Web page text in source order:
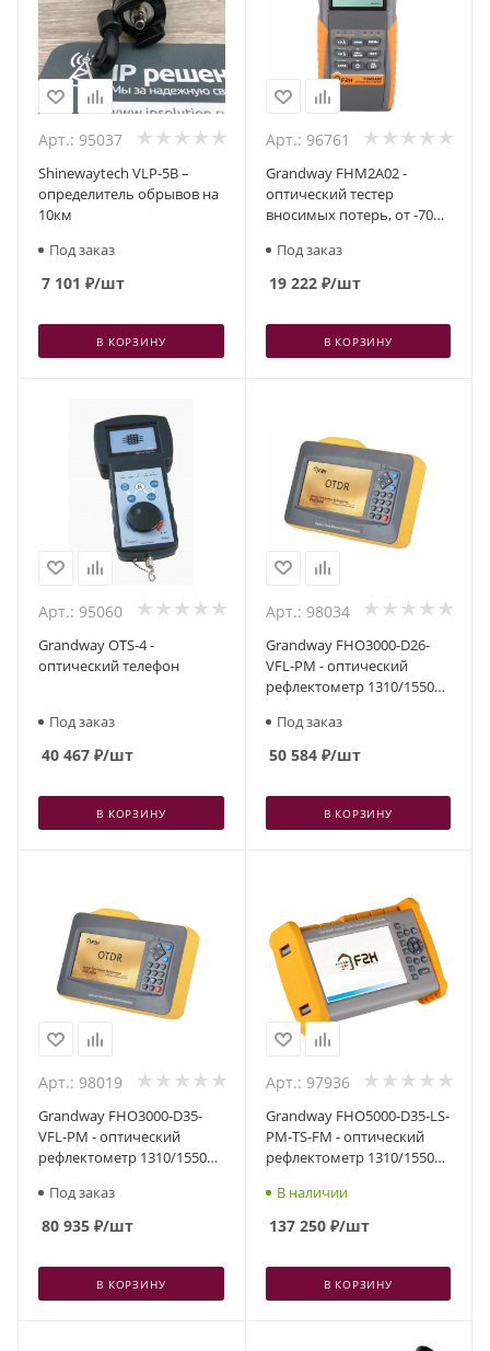
Арт.: 95037
Shinewaytech VLP-5B –
определитель обрывов на
10км
Под заказ
7 101 ₽/шт
В КОРЗИНУ
Арт.: 96761
Grandway FHM2A02 -
оптический тестер
вносимых потерь, от -70
нмПод заказ
19 222₽/шт
В КОРЗИНУ
Арт.: 95060
Grandway OTS-4 -
оптический телефон
Под заказ
40 467 ₽/шт
В КОРЗИНУ
Арт.: 98034
Grandway FHO3000-D26-
VFL-PM - оптический
рефлектометр 1310/1550
экран,VFL, РМ
Под заказ
50 584₽/шт
В КОРЗИНУ
Арт.: 98019
Grandway FHO3000-D35-
VFL-PM - оптический
рефлектометр 1310/1550
Под заказ
80 935 ₽/шт
В КОРЗИНУ
Арт.: 97936
Grandway FHO5000-D35-LS-
PM-TS-FM - оптический
рефлектометр 1310/1550
LS, FM
В наличии
137 250₽/шт
В КОРЗИНУ